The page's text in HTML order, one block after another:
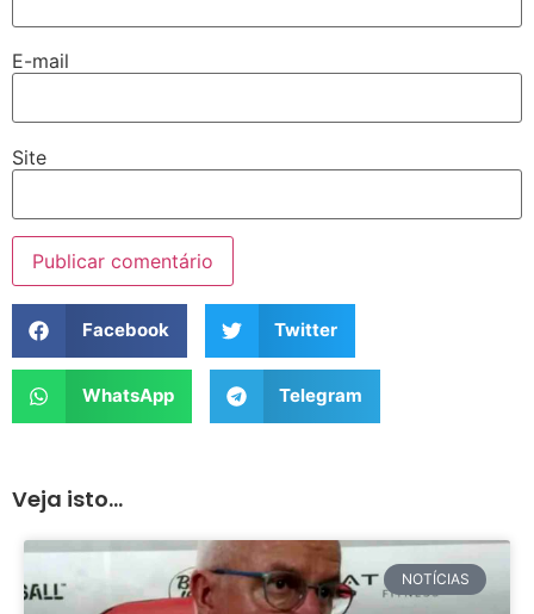
E-mail
Site
Facebook Twitter
WhatsApp Telegram
Veja isto...
NOTÍCIAS